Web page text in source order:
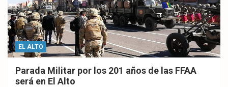
EL ALTO
Parada Militar por los 201 años de las FFAA
será en El Alto